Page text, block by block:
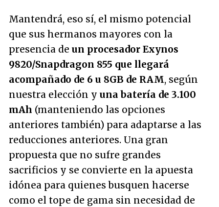
Mantendrá, eso sí, el mismo potencial
que sus hermanos mayores con la
presencia de un procesador Exynos
9820/Snapdragon 855 que llegará
acompañado de 6 u 8GB de RAM, según
nuestra elección y una batería de 3.100
mAh (manteniendo las opciones
anteriores también) para adaptarse a las
reducciones anteriores. Una gran
propuesta que no sufre grandes
sacrificios y se convierte en la apuesta
idónea para quienes busquen hacerse
como el tope de gama sin necesidad de